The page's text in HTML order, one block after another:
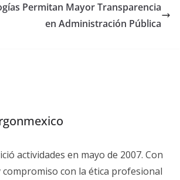
Permitan Mayor Transparencia
en Administración Pública
actividades en mayo de 2007. Con
con la ética profesional